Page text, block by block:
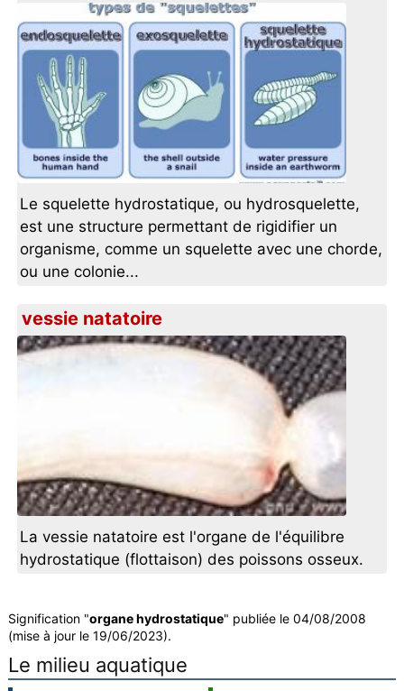
Le squelette hydrostatique, ou hydrosquelette,
est une structure permettant de rigidifier un
organisme, comme un squelette avec une chorde,
ou une colonie...
vessie natatoire
La vessie natatoire est l'organe de l'équilibre
hydrostatique (flottaison) des poissons osseux.
Signification "organe hydrostatique" publiée le 04/08/2008
(mise à jour le 19/06/2023).
Le milieu aquatique